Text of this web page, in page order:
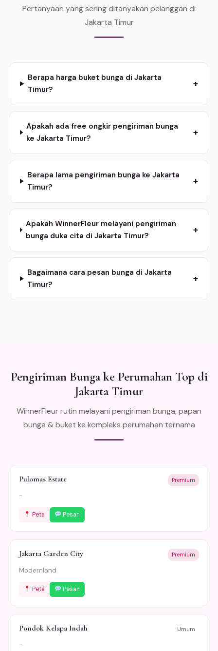
Pertanyaan yang sering ditanyakan pelanggan di
Jakarta Timur
Berapa harga buket bunga di Jakarta
Timur?
+
Apakah ada free ongkir pengiriman bunga
ke Jakarta Timur?
+
Berapa lama pengiriman bunga ke Jakarta
Timur?
+
Apakah WinnerFleur melayani pengiriman
bunga duka cita di Jakarta Timur?
+
Bagaimana cara pesan bunga di Jakarta
Timur?
+
Pengiriman Bunga ke Perumahan Top di
Jakarta Timur
WinnerFleur rutin melayani pengiriman bunga, papan
bunga & buket ke kompleks perumahan ternama
Pulomas Estate Premium
-
Peta Pesan
Jakarta Garden City Premium
Modernland
Peta Pesan
Pondok Kelapa Indah Umum
-